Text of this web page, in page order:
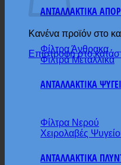
Κανένα προϊόν στο
Επιστροφή στο
ΑΝΤΑΛΛΑΚΤΙΚΑ
Φίλτρα Άνθρακα
Φίλτρα Μεταλλικά
ΑΝΤΑΛΛΑΚΤΙΚΑ
Φίλτρα Νερού
Χειρολαβές
ΑΝΤΑΛΛΑΚΤΙΚΑ